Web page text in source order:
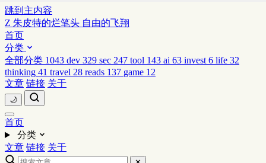
跳到主内容
Z 朱皮特的烂笔头 自由的飞翔
首页
分类
全部分类 1043 dev 329 sec 247 tool 143 ai 63 invest 6 life 32
thinking 41 travel 28 reads 137 game 12
文章 链接 关于
🌙
首页
分类
文章 链接 关于